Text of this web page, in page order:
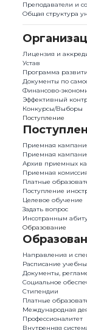
Преподаватели и
Общая структура
Лицензия и
Устав
Программа
Документы по
Финансово-
Эффективный
Конкурсы/Выборы
Поступление
Приемная
Приемная
Архив приемных
Приемная комиссия
Платные
Поступление
Целевое обучение
Задать вопрос
Инсотранным
Образование
Направления и
Расписание
Документы,
Социальное
Стипендии
Платные
Международная
Профессионалитет
Внутренняя